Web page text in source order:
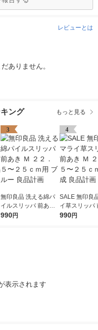
レビューとは
ありません。
ング もっと見る
3
無印良品 洗える綿パ
イルスリッパ 前あき
Ｍ ２２．５〜２５ｃ
990円
4
SALE 無印良
イ草スリッパ
Ｍ ２３．５〜
990円
表示されます